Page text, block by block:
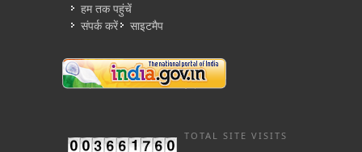
हम तक पहुंचें
संपर्क करें
साइटमैप
TOTAL SITE VISITS